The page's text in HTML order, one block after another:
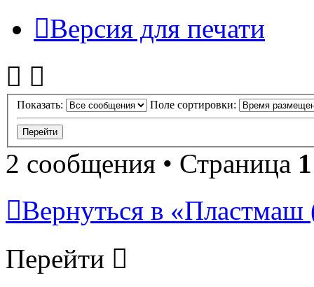
Версия для печати
Показать: Поле сортировки:
2 сообщения • Страница 1
Вернуться в
Перейти